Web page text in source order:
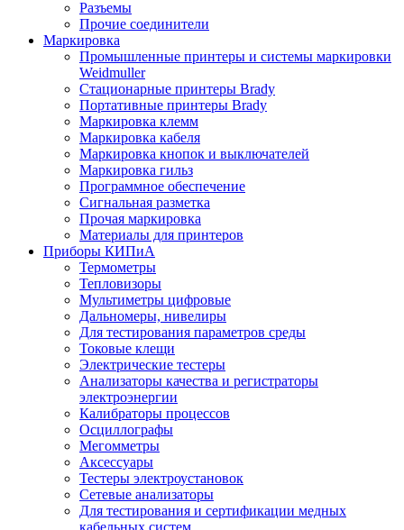
Разъемы
Прочие соединители
Маркировка
Промышленные принтеры и системы маркировки
Weidmuller
Стационарные принтеры Brady
Портативные принтеры Brady
Маркировка клемм
Маркировка кабеля
Маркировка кнопок и выключателей
Маркировка гильз
Программное обеспечение
Сигнальная разметка
Прочая маркировка
Материалы для принтеров
Приборы КИПиА
Термометры
Тепловизоры
Мультиметры цифровые
Дальномеры, нивелиры
Для тестирования параметров среды
Токовые клещи
Электрические тестеры
Анализаторы качества и регистраторы
электроэнергии
Калибраторы процессов
Осциллографы
Мегомметры
Аксессуары
Тестеры электроустановок
Сетевые анализаторы
Для тестирования и сертификации медных
кабельных систем